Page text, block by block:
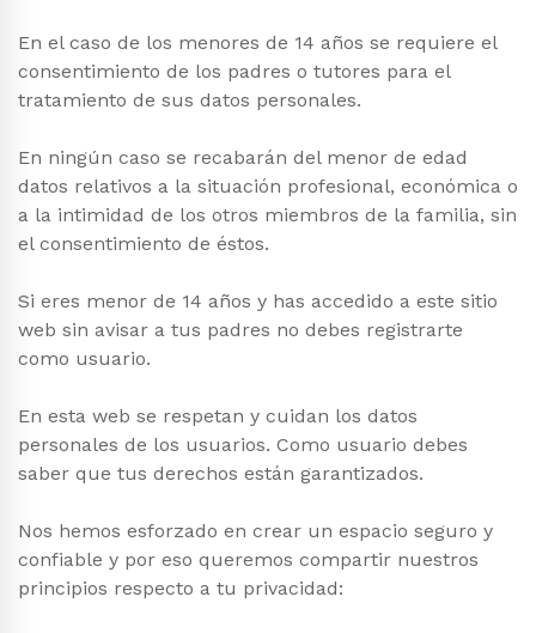
En el caso de los menores de 14 años se requiere el
consentimiento de los padres o tutores para el
tratamiento de sus datos personales.
En ningún caso se recabarán del menor de edad
datos relativos a la situación profesional, económica o
a la intimidad de los otros miembros de la familia, sin
el consentimiento de éstos.
Si eres menor de 14 años y has accedido a este sitio
web sin avisar a tus padres no debes registrarte
como usuario.
En esta web se respetan y cuidan los datos
personales de los usuarios. Como usuario debes
saber que tus derechos están garantizados.
Nos hemos esforzado en crear un espacio seguro y
confiable y por eso queremos compartir nuestros
principios respecto a tu privacidad: